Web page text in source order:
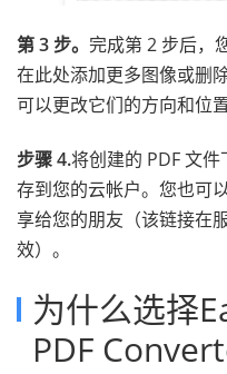
第 3 步。 完成第 2 步后，
在此处添加更多图像或删
可以更改它们的方向和位
步骤 4.将创建的 PDF 文
存到您的云帐户。您也可
享给您的朋友（该链接在
效）。
为什么选择
PDF